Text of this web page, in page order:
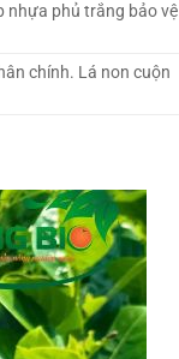
nhựa phủ trắng bảo vệ
chính. Lá non cuộn